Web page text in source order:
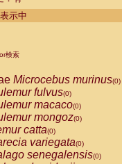
trivirgatus
albifrons
nigrivittatus
boliviensis(0)
sciureus(0)
caraya(0)
fusca(0)
seniculus
spp.(0)
belzebuth(0)
示中
検索
Microcebus murinus(0)
fulvus(0)
macaco(0)
mongoz(0)
catta(0)
variegata(0)
senegalensis(0)